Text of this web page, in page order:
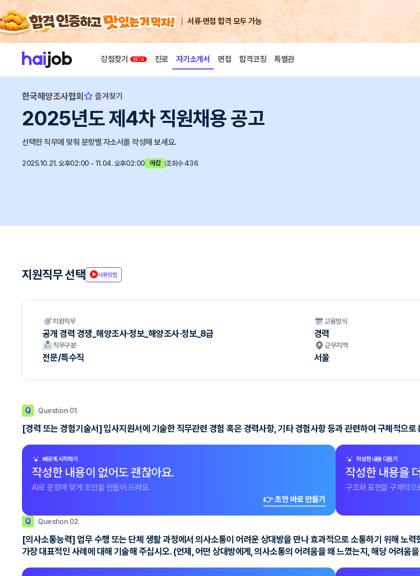
서류·면접 합격 모두 가능
강점찾기 진로 자기소개서 면접 합격코칭 특별관
한국해양조사협회 즐겨찾기
2025년도 제4차 직원채용 공고
선택한 직무에 맞춰 문항별 자소서를 작성해 보세요.
2025.10.21. 오후02:00 ~ 11.04. 오후02:00 마감 조회수 436
지원직무 선택 사용방법
지원직무
공개 경력 경쟁_해양조사·정보_해양조사·정보_8급
고용방식
경력
직무구분
전문/특수직
근무지역
서울
Q Question 01.
[경력 또는 경험기술서] 입사지원서에 기술한 직무관련 경험 혹은 경력사항, 기타 경험사항 등과 관련하여 구체적으로
빠르게 시작하기
작성한 내용이 없어도 괜찮아요.
AI로 문항에 맞게 초안을 만들어 드려요.
👉 초안 바로 만들기
작성한 내용 다듬기
작성한 내용을
구조와 표현을 구체적으
Q Question 02.
[의사소통능력] 업무 수행 또는 단체 생활 과정에서 의사소통이 어려운 상대방을 만나 효과적으로 소통하기 위해 노력
가장 대표적인 사례에 대해 기술해 주십시오. (언제, 어떤 상대방에게, 의사소통의 어려움을 왜 느꼈는지, 해당 어려움